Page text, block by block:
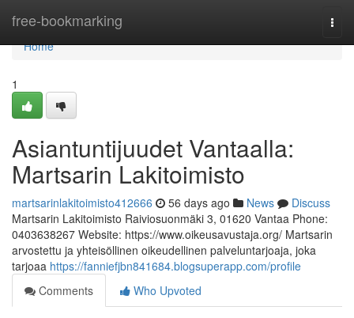
free-bookmarking
Home
Home
1
Asiantuntijuudet Vantaalla:
Martsarin Lakitoimisto
martsarinlakitoimisto412666 56 days ago News
Discuss
Martsarin Lakitoimisto Raiviosuonmäki 3, 01620 Vantaa Phone:
0403638267 Website: https://www.oikeusavustaja.org/ Martsarin
arvostettu ja yhteisöllinen oikeudellinen palveluntarjoaja, joka
tarjoaa https://fanniefjbn841684.blogsuperapp.com/profile
Comments
Who Upvoted